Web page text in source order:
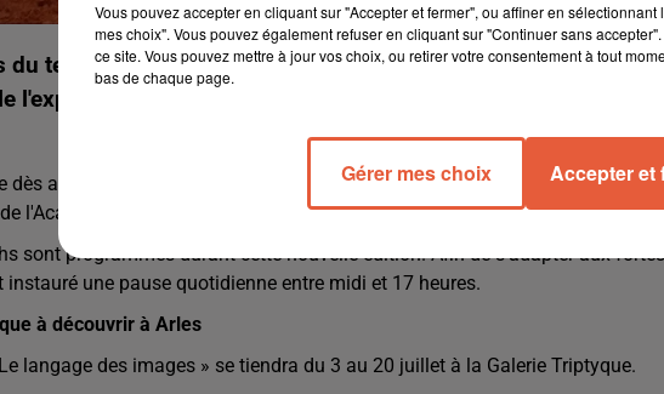
du tennis amateur revient à Nîmes avec près de 7 000 matchs
l'exposition « Le langage des images » dans le cadre du Off
dès aujourd'hui et se poursuivra jusqu'au 15 août. Plus de 4 000 joueurs,
l'Académie des Hauts de Nîmes et du TC Kennedy.
sont programmés durant cette nouvelle édition. Afin de s'adapter aux
une pause quotidienne entre midi et 17 heures.
à découvrir à Arles
langage des images » se tiendra du 3 au 20 juillet à la Galerie Triptyque.
Vous pouvez accepter en cliquant sur "Accepter et fermer", ou affiner en
mes choix". Vous pouvez également refuser en cliquant sur "Continuer sans
ce site. Vous pouvez mettre à jour vos choix, ou retirer votre consentement à tout
bas de chaque page.
Gérer mes choix Accepter et